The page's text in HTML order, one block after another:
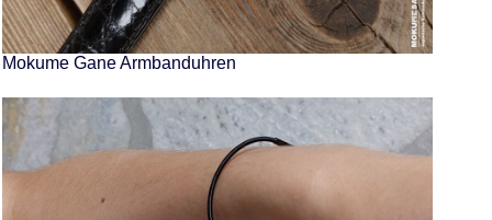
Mokume Gane Armbanduhren